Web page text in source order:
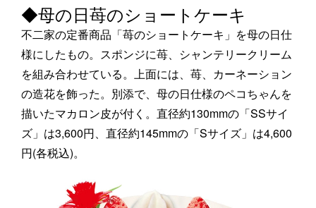
◆母の日苺のショートケーキ
不二家の定番商品「苺のショートケーキ」を母の日仕
様にしたもの。スポンジに苺、シャンテリークリーム
を組み合わせている。上面には、苺、カーネーション
の造花を飾った。別添で、母の日仕様のペコちゃんを
描いたマカロン皮が付く。直径約130mmの「SSサイ
ズ」は3,600円、直径約145mmの「Sサイズ」は4,600
円(各税込)。